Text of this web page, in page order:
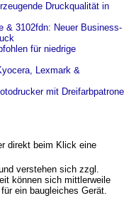
Druckqualität in
& 3102fdn: Neuer Business-
für niedrige
Lexmark &
mit Dreifarbpatrone
direkt beim Klick eine
verstehen sich zzgl.
können sich mittlerweile
ein baugleiches Gerät.